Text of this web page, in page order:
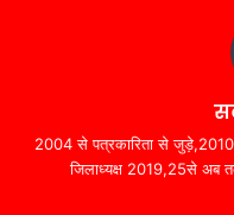
2004 से पत्रकारिता से
जिलाध्यक्ष 2019,25से अब